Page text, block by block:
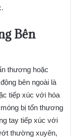
Bên
thương hoặc
bên ngoài là
tiếp xúc với hóa
bị tổn thương
tay tiếp xúc với
thường xuyên,